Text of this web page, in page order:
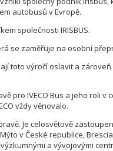
autobusů v Evropě.
společnosti IRISBUS.
se zaměřuje na osobní
toto výročí oslavit a
pro IVECO Bus a jeho roli v
vždy věnovalo.
Je celosvětově
v České republice,
a vývojovými